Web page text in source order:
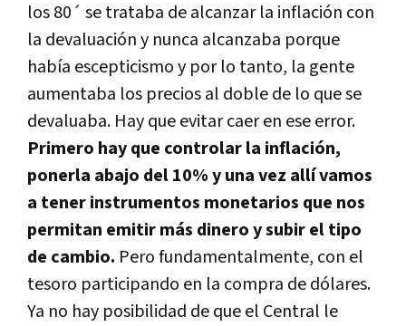
los 80´ se trataba de alcanzar la inflación con
la devaluación y nunca alcanzaba porque
habí­a escepticismo y por lo tanto, la gente
aumentaba los precios al doble de lo que se
devaluaba. Hay que evitar caer en ese error.
Primero hay que controlar la inflación,
ponerla abajo del 10% y una vez allí­ vamos
a tener instrumentos monetarios que nos
permitan emitir más dinero y subir el tipo
de cambio. Pero fundamentalmente, con el
tesoro participando en la compra de dólares.
Ya no hay posibilidad de que el Central le